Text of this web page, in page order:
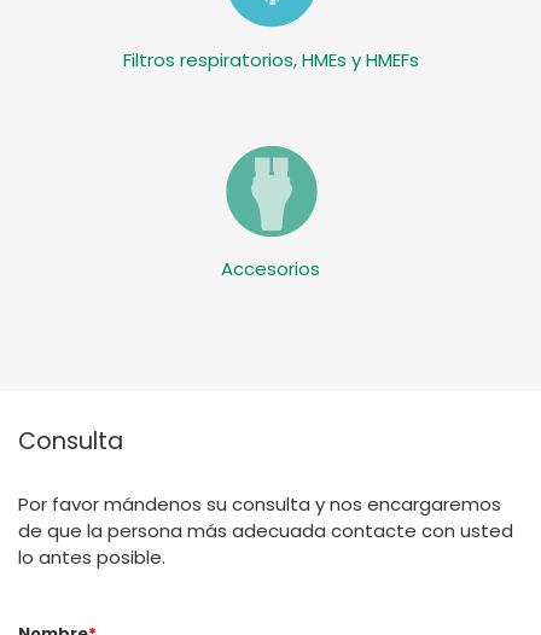
Filtros respiratorios, HMEs y HMEFs
Accesorios
Consulta
Por favor mándenos su consulta y nos encargaremos
de que la persona más adecuada contacte con usted
lo antes posible.